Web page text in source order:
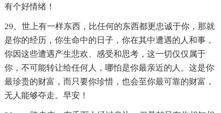
有个好情绪！
29、世上有一样东西，比任何的东西都更忠诚于你，那就
是你的经历，你生命中的日子，你在其中遭遇的人和事，
你因这些遭遇产生悲欢、感受和思考，这一切仅仅属于
你，不可能转让给任何人，哪怕是你最亲近的人。这是你
最珍贵的财富，而只要你珍惜，也会至你最可靠的财富，
无人能够夺走。早安！